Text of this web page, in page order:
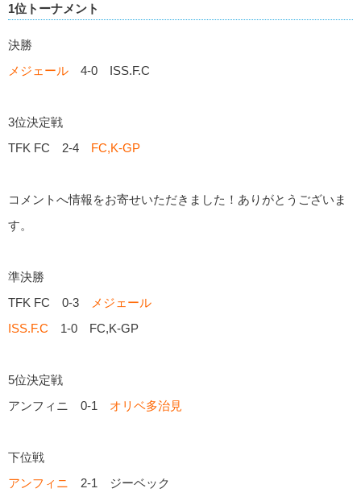
1位トーナメント
決勝
メジェール 4-0 ISS.F.C
3位決定戦
TFK FC 2-4 FC,K-GP
コメントへ情報をお寄せいただきました！ありがとうございま
す。
準決勝
TFK FC 0-3
メジェール
ISS.F.C 1-0 FC,K-GP
5位決定戦
アンフィニ 0-1 オリベ多治見
下位戦
アンフィニ 2-1 ジーベック